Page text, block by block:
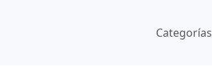
Categorías